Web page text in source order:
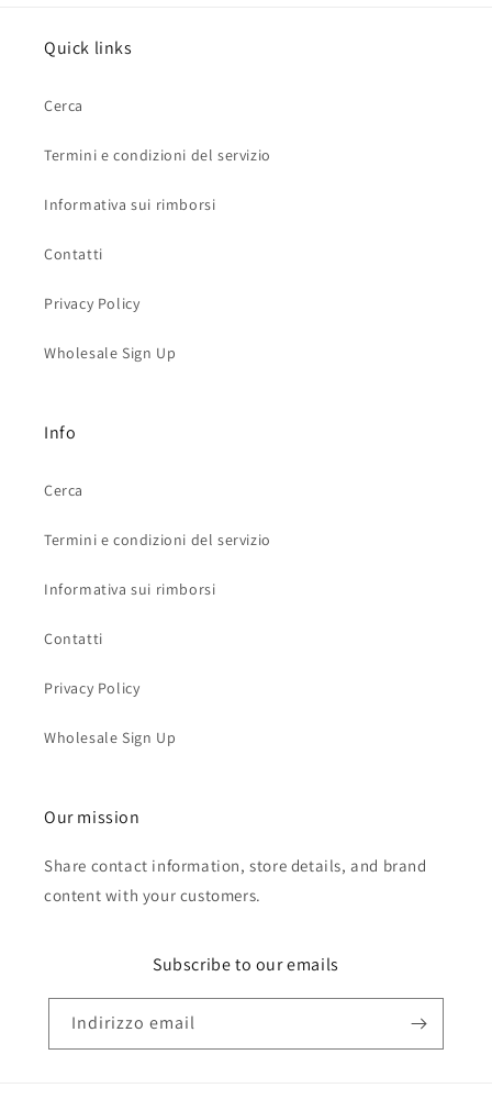
Quick links
Cerca
Termini e condizioni del servizio
Informativa sui rimborsi
Contatti
Privacy Policy
Wholesale Sign Up
Info
Cerca
Termini e condizioni del servizio
Informativa sui rimborsi
Contatti
Privacy Policy
Wholesale Sign Up
Our mission
Share contact information, store details, and brand
content with your customers.
Subscribe to our emails
Indirizzo email